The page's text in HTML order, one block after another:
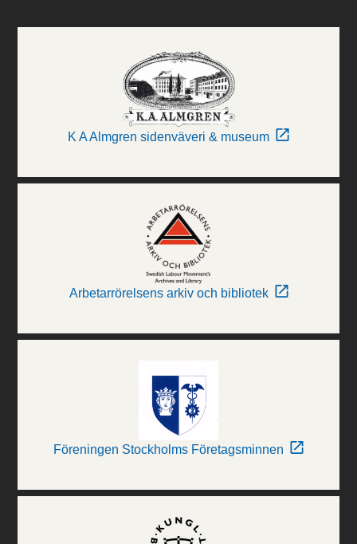
K A Almgren sidenväveri & museum
Arbetarrörelsens arkiv och bibliotek
Föreningen Stockholms Företagsminnen